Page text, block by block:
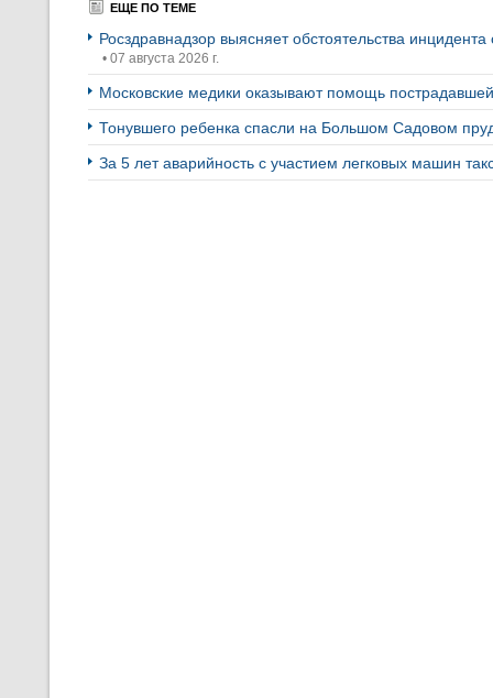
ЕЩЕ ПО ТЕМЕ
Росздравнадзор выясняет обстоятельства
• 07 августа 2026 г.
Московские медики оказывают помощь
Тонувшего ребенка спасли на Большом Садовом
За 5 лет аварийность с участием легковых машин